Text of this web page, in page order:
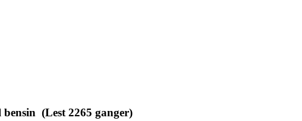
(Lest 2265 ganger)